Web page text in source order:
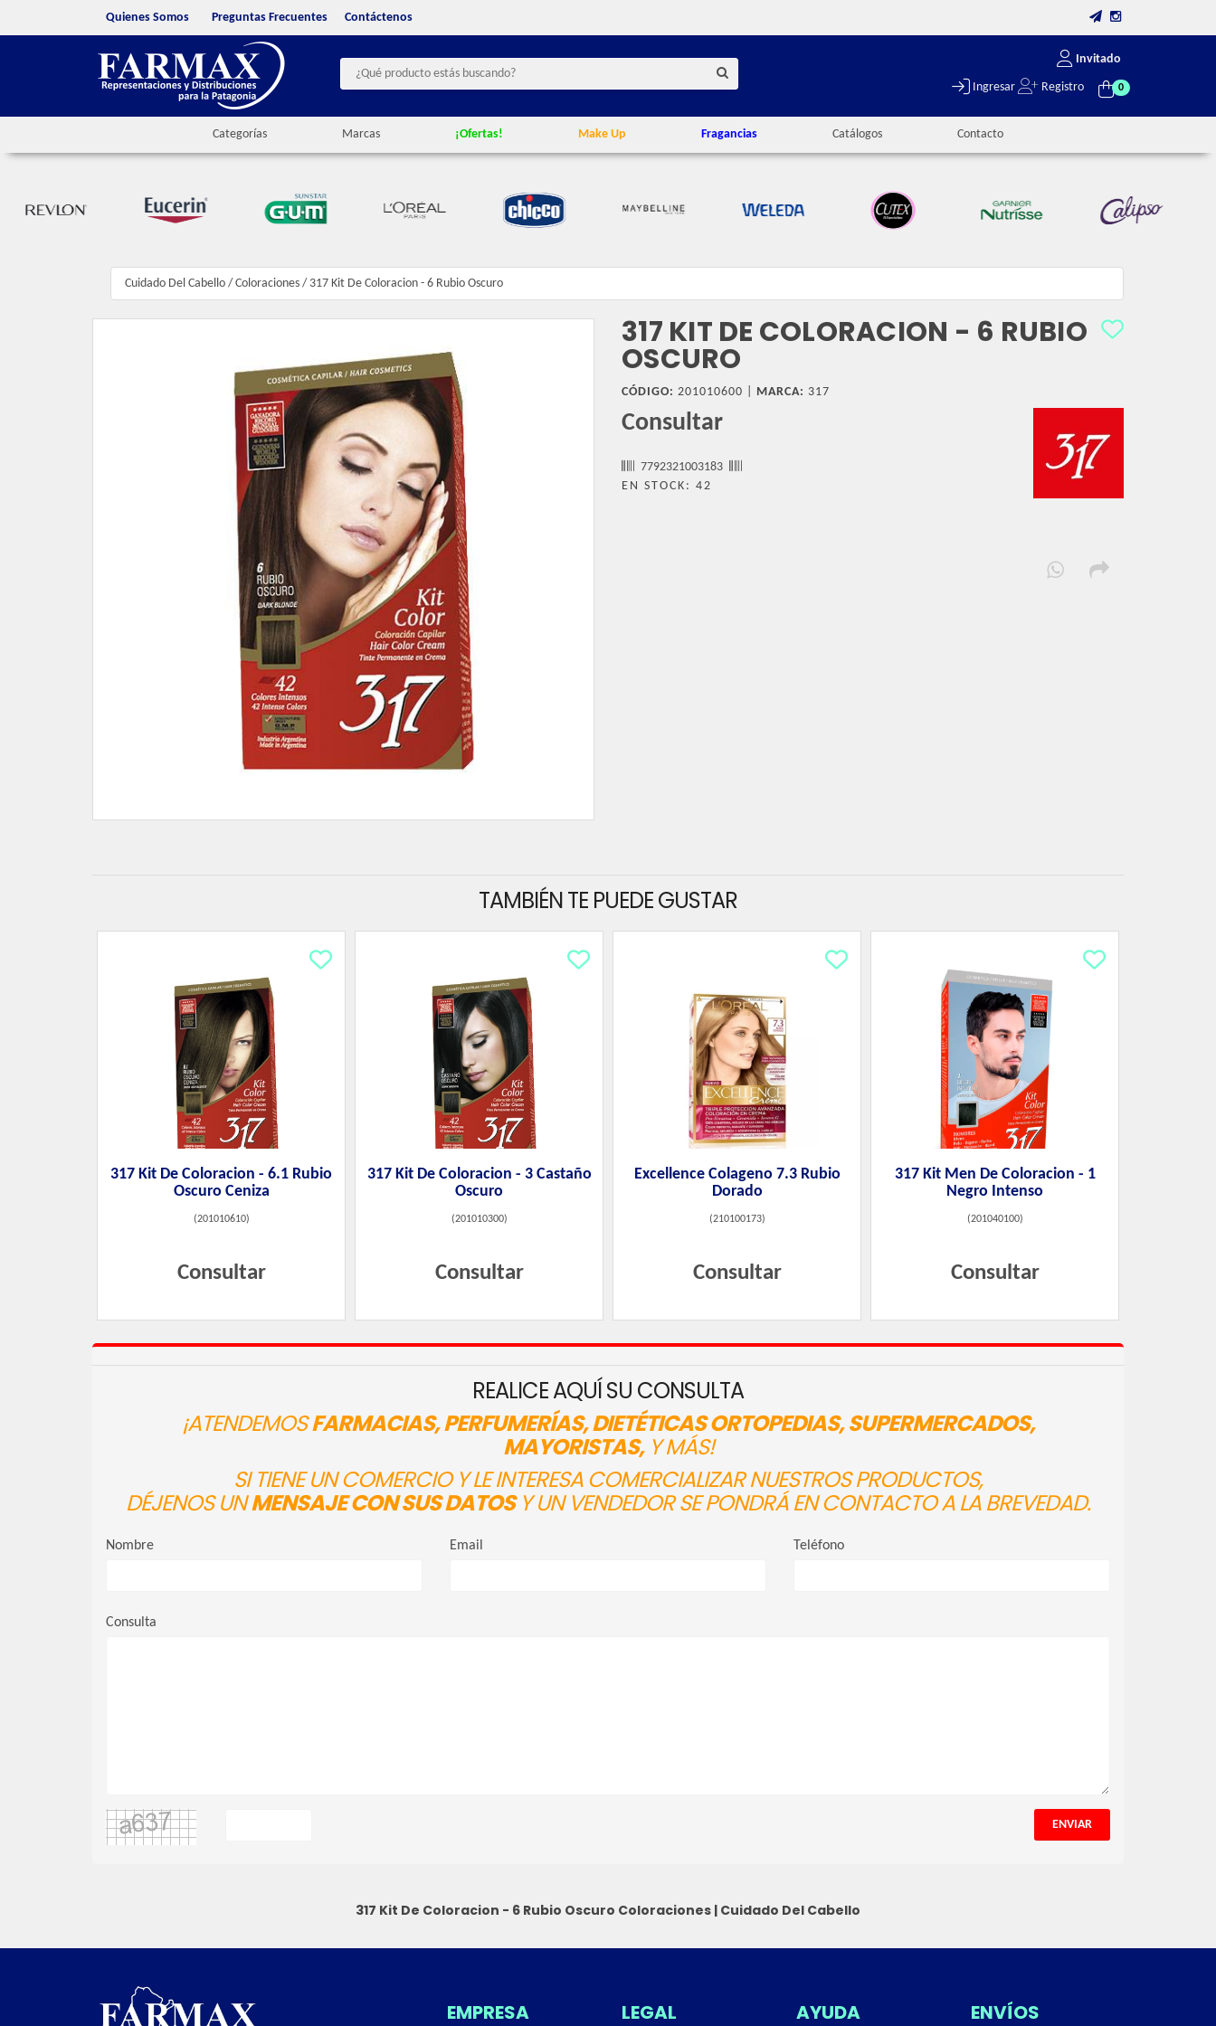
Quienes Somos Preguntas Frecuentes Contáctenos
Invitado
Ingresar Registro 0
Categorías Marcas ¡Ofertas! Make Up Fragancias Catálogos Contacto
Cuidado Del Cabello / Coloraciones / 317 Kit De Coloracion - 6 Rubio Oscuro
317 KIT DE COLORACION - 6 RUBIO
OSCURO
CÓDIGO: 201010600 | MARCA: 317
Consultar
7792321003183
EN STOCK: 42
TAMBIÉN TE PUEDE GUSTAR
317 Kit De Coloracion - 6.1 Rubio
Oscuro Ceniza
(201010610)
Consultar
317 Kit De Coloracion - 3 Castaño
Oscuro
(201010300)
Consultar
Excellence Colageno 7.3 Rubio
Dorado
(210100173)
Consultar
317 Kit Men De Coloracion - 1
Negro Intenso
(201040100)
Consultar
REALICE AQUÍ SU CONSULTA
¡ATENDEMOSFARMACIAS, PERFUMERÍAS, DIETÉTICAS ORTOPEDIAS, SUPERMERCADOS,
MAYORISTAS,Y MÁS!
SI TIENE UN COMERCIO Y LE INTERESA COMERCIALIZAR NUESTROS PRODUCTOS,
DÉJENOS UNMENSAJE CON SUS DATOSY UN VENDEDOR SE PONDRÁ EN CONTACTO A LA BREVEDAD.
Nombre Email Teléfono
Consulta
ENVIAR
317 Kit De Coloracion - 6 Rubio Oscuro Coloraciones | Cuidado Del Cabello
EMPRESA LEGAL AYUDA ENVÍOS